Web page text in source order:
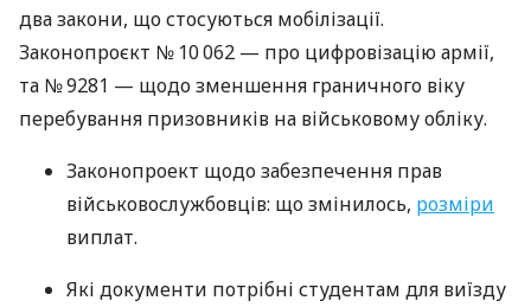
два закони, що стосуються мобілізації.
Законопроєкт № 10 062 — про цифровізацію армії,
та № 9281 — щодо зменшення граничного віку
перебування призовників на військовому обліку.
Законопроект щодо забезпечення прав
військовослужбовців: що змінилось, розміри
виплат.
Які документи потрібні студентам для виїзду